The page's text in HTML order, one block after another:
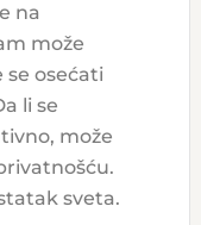
na
može
osećati
li se
može
sveta.